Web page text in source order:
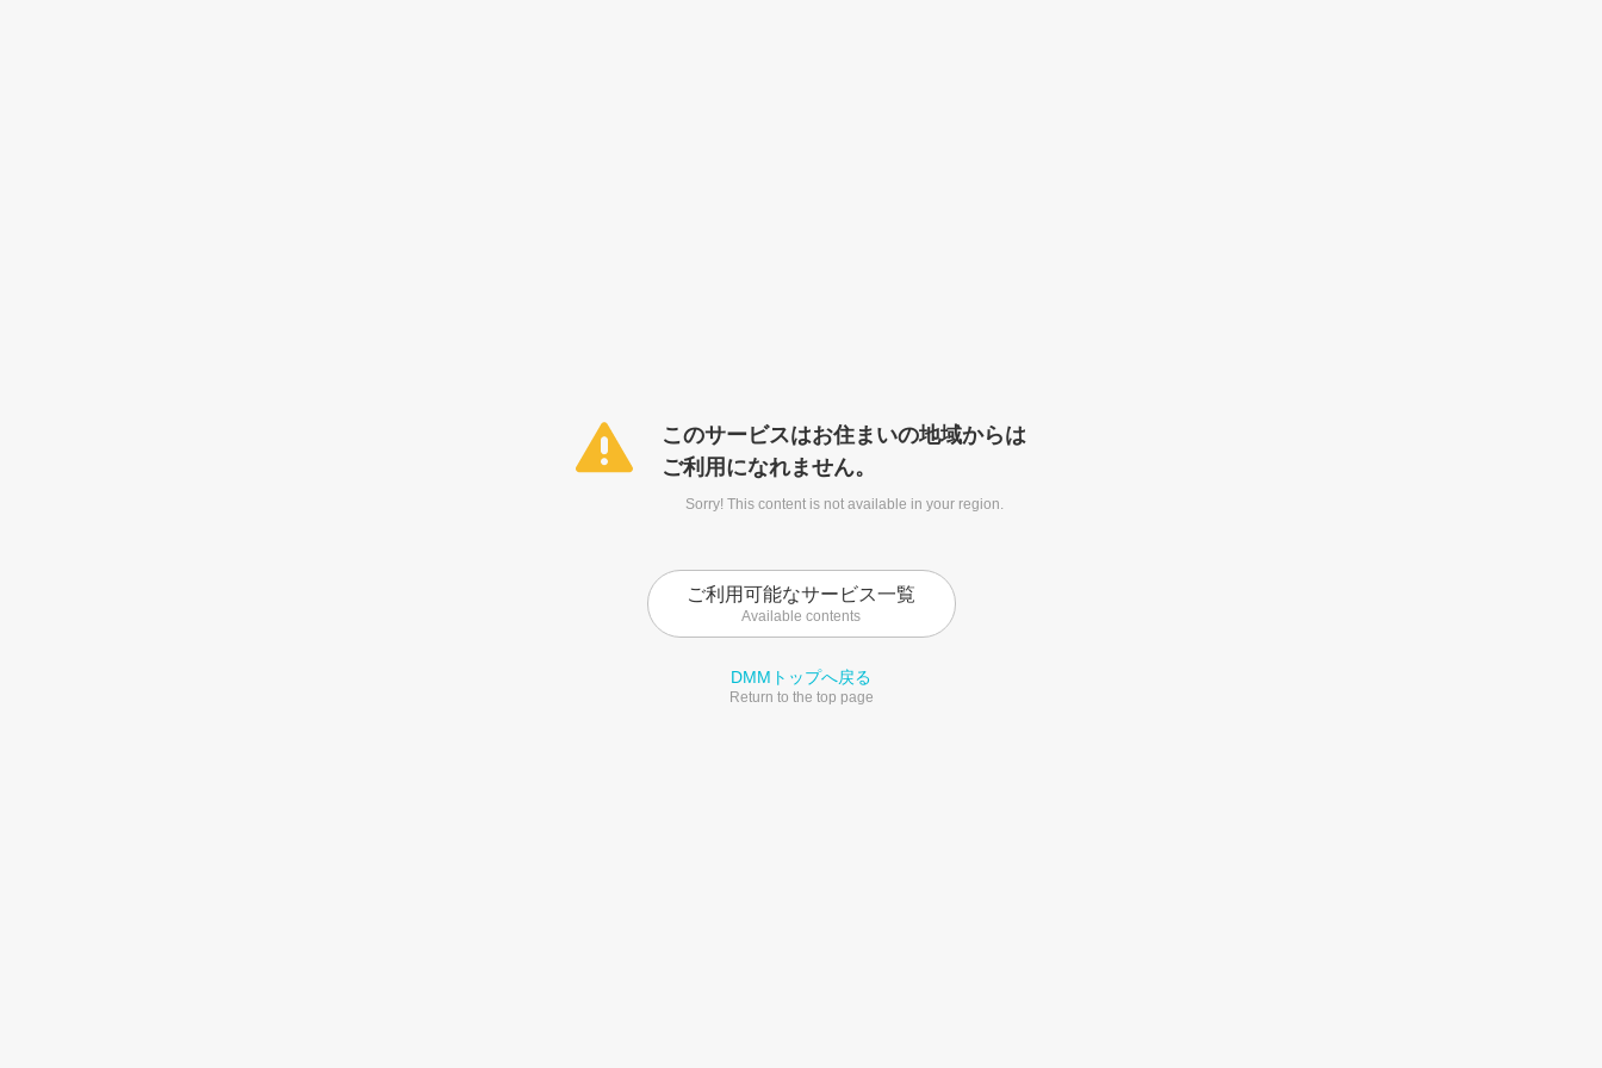
このサービスはお住まいの地域からは
ご利用になれません。
Sorry! This content is not available in your region.
ご利用可能なサービス一覧
Available contents
DMMトップへ戻る
Return to the top page